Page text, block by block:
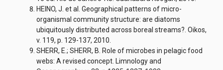
HEINO, J. et al. Geographical patterns of micro-
organismal community structure: are diatoms
ubiquitously distributed across boreal streams?. Oikos,
v. 119, p. 129-137, 2010.
SHERR, E.; SHERR, B. Role of microbes in pelagic food
webs: A revised concept. Limnology and